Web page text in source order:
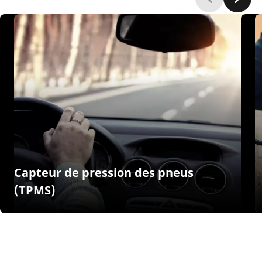
Capteur de pression des pneus
(TPMS)